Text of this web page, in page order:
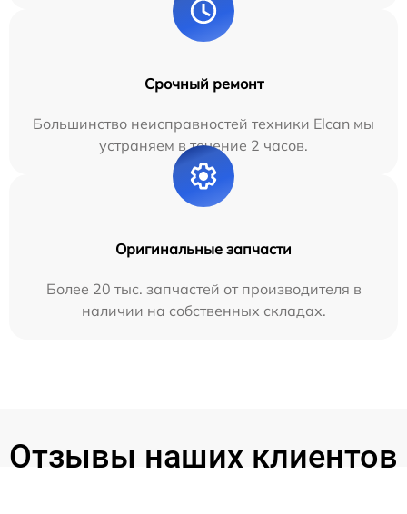
Срочный ремонт
Большинство неисправностей техники Elcan мы
устраняем в течение 2 часов.
Оригинальные запчасти
Более 20 тыс. запчастей от производителя в
наличии на собственных складах.
Отзывы наших клиентов